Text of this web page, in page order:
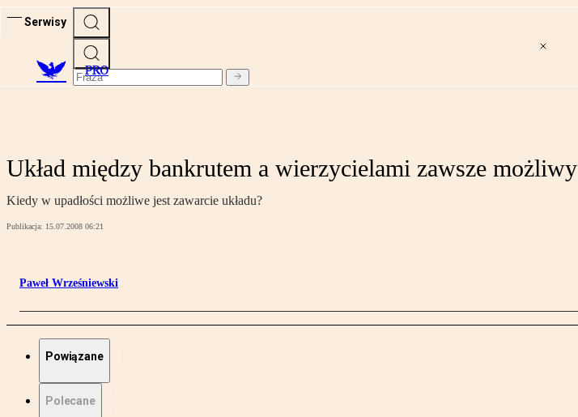
Serwisy
PRO
Układ między bankrutem a wierzycielami zawsze możliwy
Kiedy w upadłości możliwe jest zawarcie układu?
Publikacja: 15.07.2008 06:21
Paweł Wrześniewski
Powiązane
Polecane